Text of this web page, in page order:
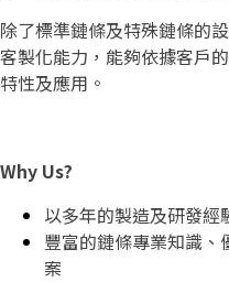
除了標準鏈條及特殊鏈條的
客製化能力，能夠依據客戶
特性及應用。
Why Us?
以多年的製造及研發
豐富的鏈條專業知識
案